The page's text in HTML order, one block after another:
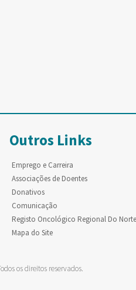
Outros Links
Emprego e Carreira
Associações de Doentes
Donativos
Comunicação
Registo Oncológico Regional Do Norte
Mapa do Site
os direitos reservados.